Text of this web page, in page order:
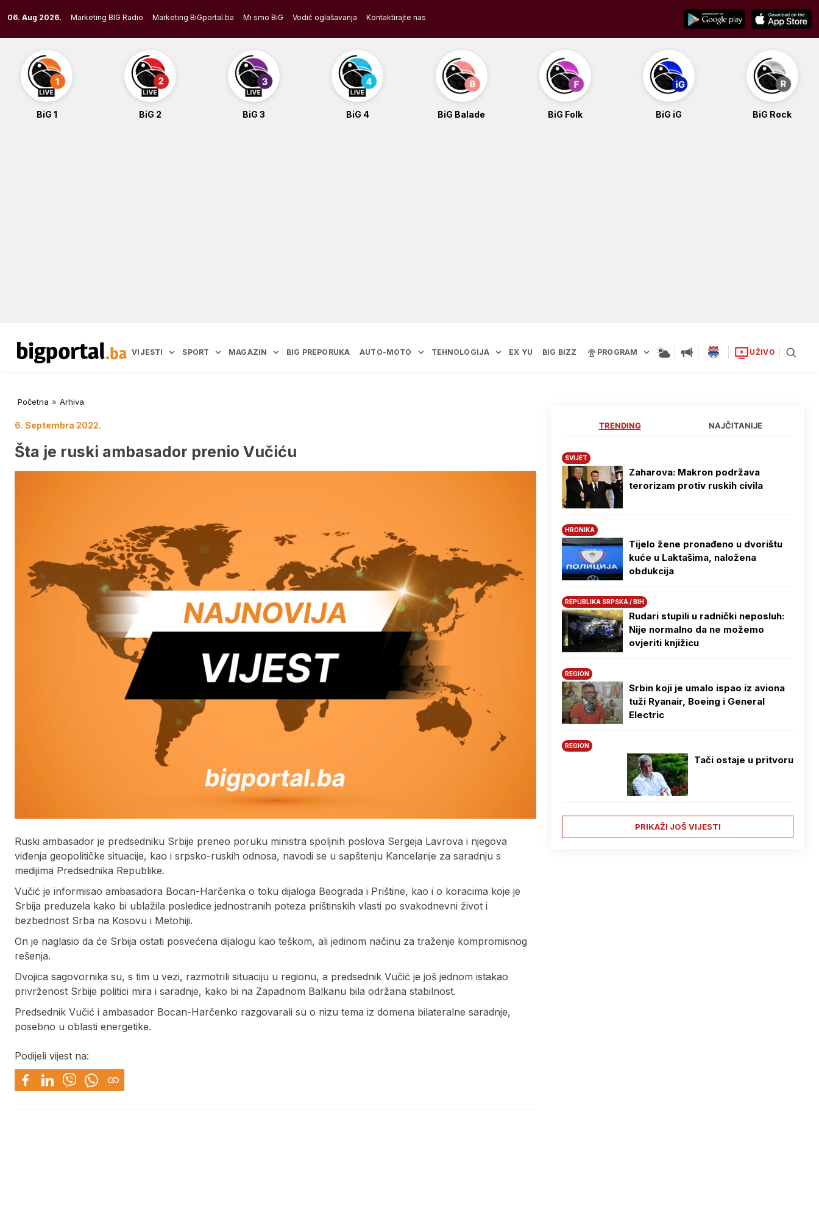
to
content
06. Aug 2026. Marketing BIG Radio Marketing BiGportal.ba Mi smo BiG Vodič oglašavanja Kontaktirajte nas
BiG 1 BiG 2 BiG 3 BiG 4 BiG Balade BiG Folk BiG iG BiG Rock
VIJESTI SPORT MAGAZIN BIG PREPORUKA AUTO-MOTO TEHNOLOGIJA EX YU BIG BIZZ PROGRAM UŽIVO
Početna » Arhiva
6. Septembra 2022.
Šta je ruski ambasador prenio Vučiću
Ruski ambasador je predsedniku Srbije preneo poruku ministra spoljnih poslova Sergeja Lavrova i njegova
viđenja geopolitičke situacije, kao i srpsko-ruskih odnosa, navodi se u sapštenju Kancelarije za saradnju s
medijima Predsednika Republike.
Vučić je informisao ambasadora Bocan-Harčenka o toku dijaloga Beograda i Prištine, kao i o koracima koje je
Srbija preduzela kako bi ublažila posledice jednostranih poteza prištinskih vlasti po svakodnevni život i
bezbednost Srba na Kosovu i Metohiji.
On je naglasio da će Srbija ostati posvećena dijalogu kao teškom, ali jedinom načinu za traženje kompromisnog
rešenja.
Dvojica sagovornika su, s tim u vezi, razmotrili situaciju u regionu, a predsednik Vučić je još jednom istakao
privrženost Srbije politici mira i saradnje, kako bi na Zapadnom Balkanu bila održana stabilnost.
Predsednik Vučić i ambasador Bocan-Harčenko razgovarali su o nizu tema iz domena bilateralne saradnje,
posebno u oblasti energetike.
Podijeli vijest na:
TRENDING NAJČITANIJE
SVIJET
Zaharova: Makron podržava
terorizam protiv ruskih civila
HRONIKA
Tijelo žene pronađeno u dvorištu
kuće u Laktašima, naložena
obdukcija
REPUBLIKA SRPSKA / BIH
Rudari stupili u radnički neposluh:
Nije normalno da ne možemo
ovjeriti knjižicu
REGION
Srbin koji je umalo ispao iz aviona
tuži Ryanair, Boeing i General
Electric
REGION
Tači ostaje u pritvoru
PRIKAŽI JOŠ VIJESTI